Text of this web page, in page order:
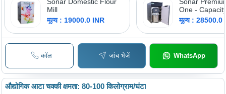
Mill
मूल्य : 19000.0 INR
One -
मूल्य : 28500.0
कॉल जांच भेजें WhatsApp
औद्योगिक आटा चक्की क्षमता: 80-100 किलोग्राम/घंटा